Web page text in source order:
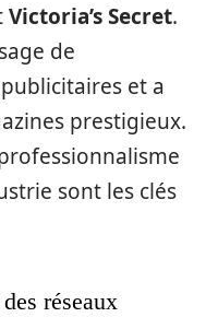
Victoria’s Secret.
de
et a
prestigieux.
sont les clés
réseaux